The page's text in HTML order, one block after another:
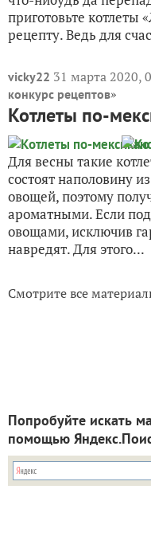
приготовьте котлеты
рецепту. Ведь для
vicky22 31 марта 2020,
конкурс рецептов»
Котлеты по-
Для весны такие
состоят наполовину
овощей, поэтому
ароматными. Если
овощами, исключив
навредят. Для этого...
Смотрите все
Попробуйте искать
помощью